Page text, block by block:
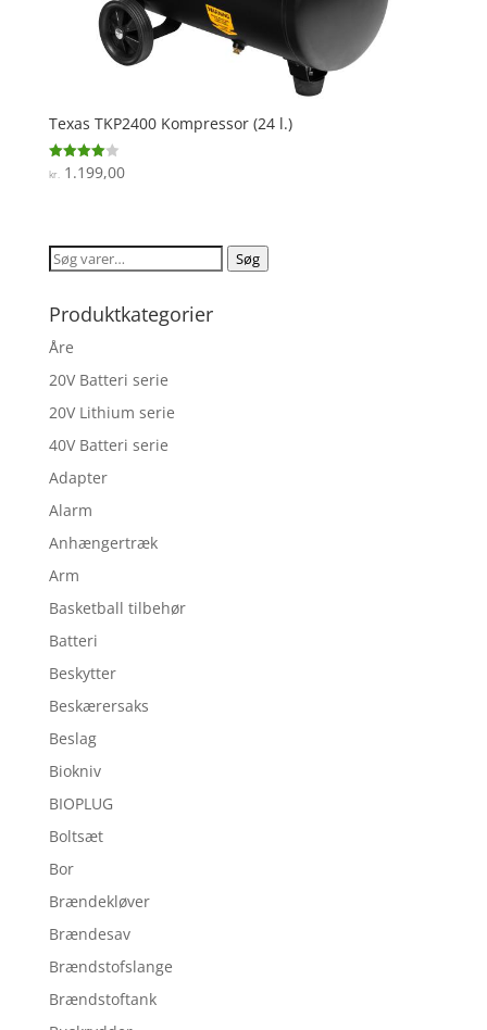
Texas TKP2400 Kompressor (24 l.)
Vurderet
4
kr.1.199,00
Søg
Søg
Produktkategorier
Åre
20V Batteri serie
20V Lithium serie
40V Batteri serie
Adapter
Alarm
Anhængertræk
Arm
Basketball tilbehør
Batteri
Beskytter
Beskærersaks
Beslag
Biokniv
BIOPLUG
Boltsæt
Bor
Brændekløver
Brændesav
Brændstofslange
Brændstoftank